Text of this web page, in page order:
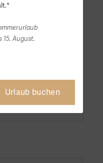
August.
Urlaub buchen